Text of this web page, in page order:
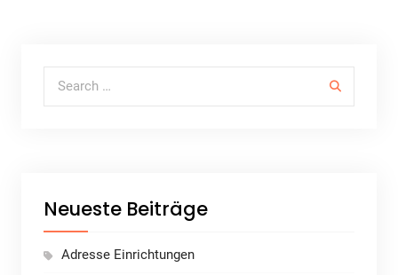
Search for:
Neueste Beiträge
Adresse Einrichtungen